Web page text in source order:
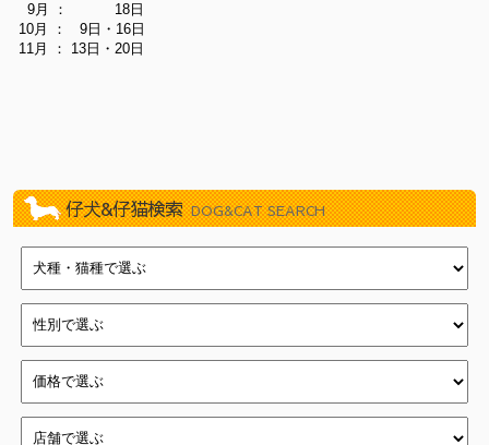
2026/07/11
新しく１１頭やってきました！（新浦安店）
2026/07/03 新しく８頭やってきました！（津田沼店）
2026/06/27新しく８頭やってきました！（新浦安店）
2026/06/20新しく８頭やってきました！（武蔵狭山店）
2026/06/20新しく１５頭やってきました！（新浦安店）
2026/06/13
2026/06/13新しく７頭やってきました！（イオン葛西店）
2026/06/13
2026/06/06新しく６頭やってきました！（津田沼店）
2026/06/06
9月 ： 18日
10月 ： 9日・16日
11月 ： 13日・20日
仔犬&仔猫検索 DOG&CAT SEARCH